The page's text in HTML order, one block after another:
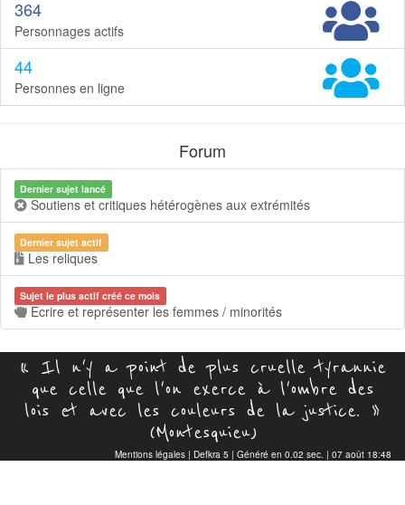
364
Personnages actifs
44
Personnes en ligne
Forum
Dernier sujet lancé
Soutiens et critiques hétérogènes aux extrémités
Dernier sujet actif
Les reliques
Sujet le plus actif créé ce mois
Ecrire et représenter les femmes / minorités
« Il n'y a point de plus cruelle tyrannie
que celle que l'on exerce à l'ombre des
lois et avec les couleurs de la justice. »
(Montesquieu)
Mentions légales | Defkra 5 | Généré en 0.02 sec. | 07 août 18:48